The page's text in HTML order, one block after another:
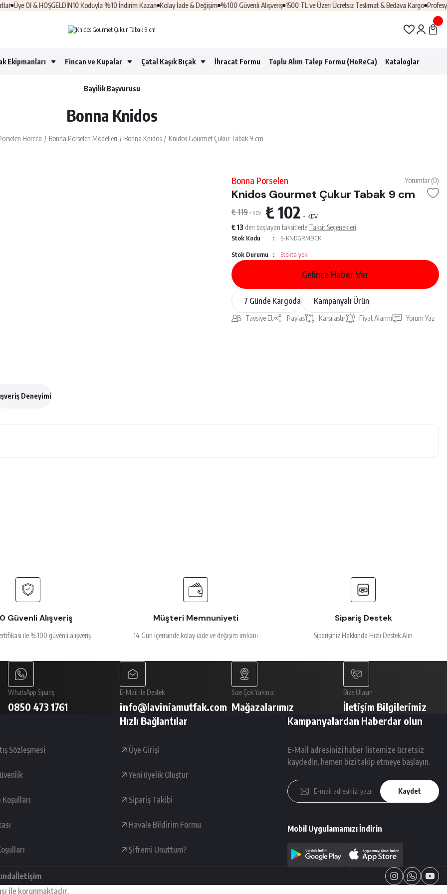
Ol & HOŞGELDİN10 Koduyla %10 İndirim Kazan Kolay İade & Değişim %100 Güvenli Alışveriş 1500 TL ve Üzeri Ücretsiz Teslimat & Bedava Kargo Profesyonel
Ekipmanları Fincan ve Kupalar Çatal Kaşık Bıçak İhracat Formu Toplu Alım Talep Formu (HoReCa) Kataloglar
Bayilik Başvurusu
Bonna Knidos
Horeca Bonna Porselen Modelleri Bonna Knidos Knidos Gourmet Çukur Tabak 9 cm
Bonna Porselen Yorumlar (0)
Knidos Gourmet Çukur Tabak 9 cm
₺ 119+ KDV ₺ 102 + KDV
₺ 13 den başlayan taksitlerle!Taksit Seçenekleri
Stok Kodu S-KNDGRM9CK
Stok Durumu Stokta yok
Gelince Haber Ver
7 Günde Kargoda Kampanyalı Ürün
Tavsiye Et Paylaş Karşılaştır Fiyat Alarmı Yorum Yaz
Deneyimi
Güvenli Alışveriş
ile %100 güvenli alışveriş
Müşteri Memnuniyeti
14 Gün içerisinde kolay iade ve değişim imkanı
Sipariş Destek
Siparişiniz Hakkında Hızlı Destek Alın
WhatsApp Sipariş
0850 473 1761
E-Mail ile Destek
info@laviniamutfak.com
Size Çok Yakınız
Mağazalarımız
Bize Ulaşın
İletişim Bilgilerimiz
Sözleşmesi
Hızlı Bağlantılar
Üye Girişi
Yeni üyelik Oluştur
Sipariş Takibi
Havale Bildirim Formu
Şifremi Unuttum?
Kampanyalardan Haberdar olun
E-Mail adresinizi haber listemize ücretsiz
kaydedin, hemen bizi takip etmeye başlayın.
Kaydet
Mobil Uygulamamızı İndirin
İletişim
ile korunmaktadır.